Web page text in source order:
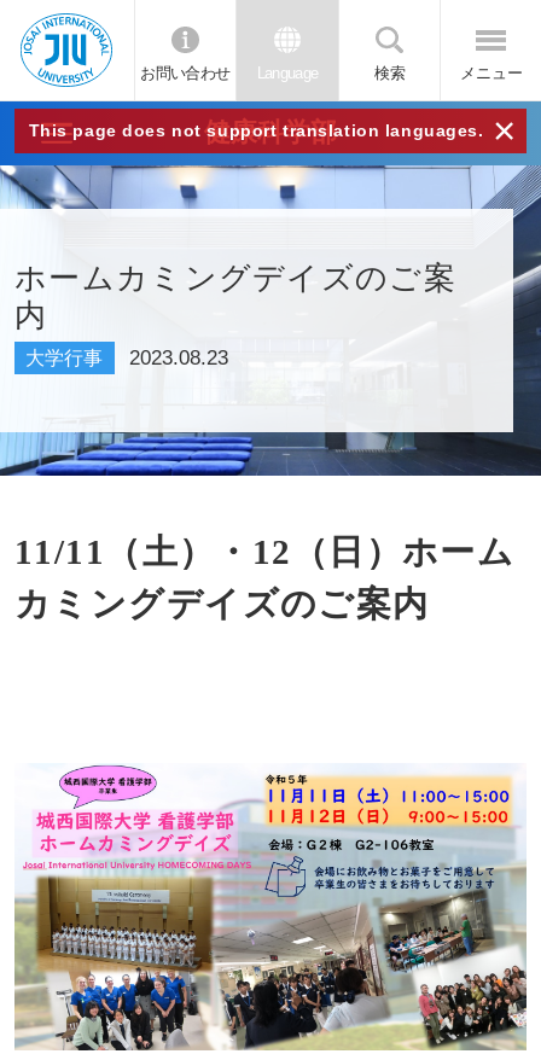
JIU
城西
国際
大学
お問い合わせ Language 検索 メニュー
This page does not support translation languages. ×
健康科学部
ホームカミングデイズのご案
内
大学行事 2023.08.23
11/11（土）・12（日）ホーム
カミングデイズのご案内